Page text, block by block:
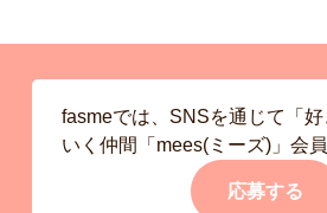
fasmeでは、SNSを通じて「
いく仲間「mees(ミーズ)」会員
応募する